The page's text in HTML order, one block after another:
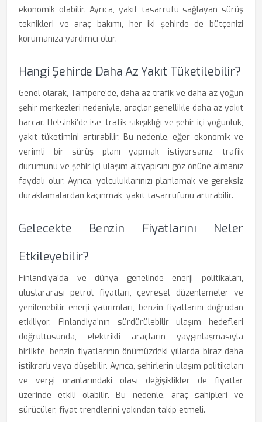
ekonomik olabilir. Ayrıca, yakıt tasarrufu sağlayan sürüş
teknikleri ve araç bakımı, her iki şehirde de bütçenizi
korumanıza yardımcı olur.
Hangi Şehirde Daha Az Yakıt Tüketilebilir?
Genel olarak, Tampere’de, daha az trafik ve daha az yoğun
şehir merkezleri nedeniyle, araçlar genellikle daha az yakıt
harcar. Helsinki’de ise, trafik sıkışıklığı ve şehir içi yoğunluk,
yakıt tüketimini artırabilir. Bu nedenle, eğer ekonomik ve
verimli bir sürüş planı yapmak istiyorsanız, trafik
durumunu ve şehir içi ulaşım altyapısını göz önüne almanız
faydalı olur. Ayrıca, yolculuklarınızı planlamak ve gereksiz
duraklamalardan kaçınmak, yakıt tasarrufunu artırabilir.
Gelecekte Benzin Fiyatlarını Neler
Etkileyebilir?
Finlandiya’da ve dünya genelinde enerji politikaları,
uluslararası petrol fiyatları, çevresel düzenlemeler ve
yenilenebilir enerji yatırımları, benzin fiyatlarını doğrudan
etkiliyor. Finlandiya’nın sürdürülebilir ulaşım hedefleri
doğrultusunda, elektrikli araçların yaygınlaşmasıyla
birlikte, benzin fiyatlarının önümüzdeki yıllarda biraz daha
istikrarlı veya düşebilir. Ayrıca, şehirlerin ulaşım politikaları
ve vergi oranlarındaki olası değişiklikler de fiyatlar
üzerinde etkili olabilir. Bu nedenle, araç sahipleri ve
sürücüler, fiyat trendlerini yakından takip etmeli.